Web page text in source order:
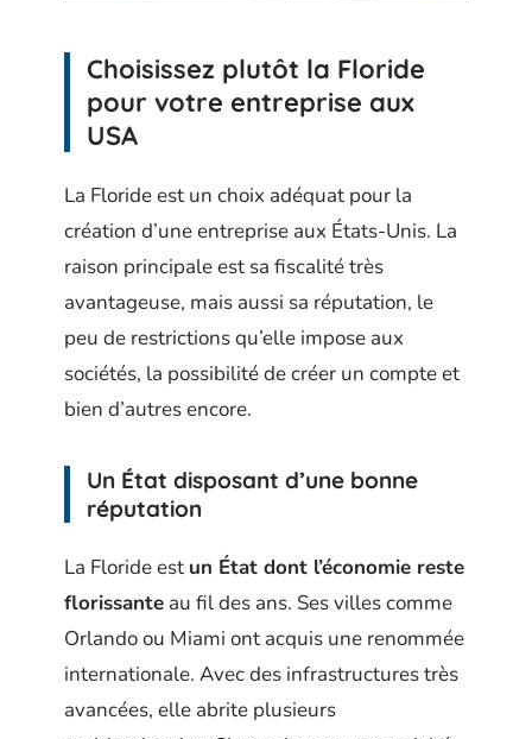
Choisissez plutôt la Floride
pour votre entreprise aux
USA
La Floride est un choix adéquat pour la
création d’une entreprise aux États-Unis. La
raison principale est sa fiscalité très
avantageuse, mais aussi sa réputation, le
peu de restrictions qu’elle impose aux
sociétés, la possibilité de créer un compte et
bien d’autres encore.
Un État disposant d’une bonne
réputation
La Floride est un État dont l’économie reste
florissante au fil des ans. Ses villes comme
Orlando ou Miami ont acquis une renommée
internationale. Avec des infrastructures très
avancées, elle abrite plusieurs